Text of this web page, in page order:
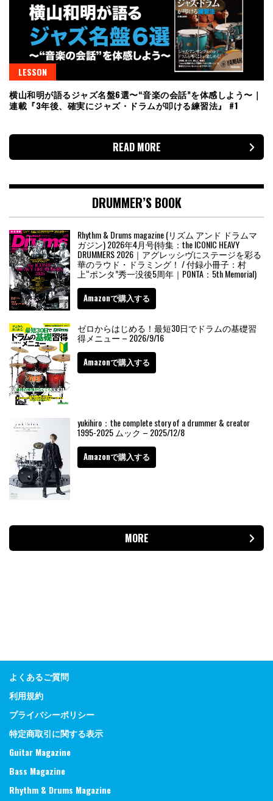
LESSON
横山和明が語るジャズ名盤6選〜“音楽の会話”を体感しよう〜｜
連載『3年後、確実にジャズ・ドラムが叩ける練習法』 #1
READ MORE
DRUMMER’S BOOK
Rhythm & Drums magazine (リズム アンド ドラムマ
ガジン) 2026年4月号(特集：the ICONIC HEAVY
DRUMMERS 2026｜アグレッシヴにステージを彩る
華のラウド・ドラミング！ / 付録小冊子：村
上“ポンタ”秀一没後5周年｜PONTA：5th Memorial)
Amazonで購入する
ゼロからはじめる！最短30日でドラムの基礎習
得メニュー – 2026/9/16
Amazonで購入する
yukihiro：the complete story of a drummer & creator
1995-2025 ムック – 2025/12/8
Amazonで購入する
MORE
よくあるご質問
利用規約
プライバシーポリシー
特定商取引に関する表示
Guitar Magazine
Bass Magazine
Rhythm & Drums Magazine